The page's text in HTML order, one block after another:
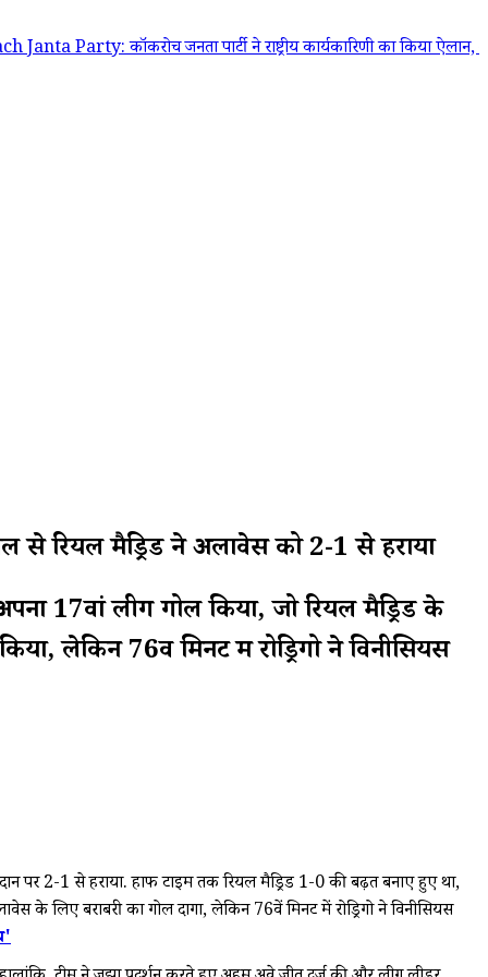
कॉकरोच जनता पार्टी ने राष्ट्रीय कार्यकारिणी का किया ऐलान, अभिजीत
रियल मैड्रिड ने अलावेस को 2-1 से हराया
17वां लीग गोल किया, जो रियल मैड्रिड के
लेकिन 76वें मिनट में रोड्रिगो ने विनीसियस
पर 2-1 से हराया. हाफ टाइम तक रियल मैड्रिड 1-0 की बढ़त बनाए हुए था,
लिए बराबरी का गोल दागा, लेकिन 76वें मिनट में रोड्रिगो ने विनीसियस